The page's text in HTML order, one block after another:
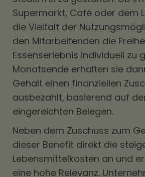
Supermarkt, Café oder dem
die Vielfalt der
den Mitarbeitenden die
Essenserlebnis individuell zu
Monatsende erhalten sie
Gehalt einen finanziellen
ausbezahlt, basierend auf
eingereichten Belegen.
Neben dem Zuschuss zum
dieser Benefit direkt die
Lebensmittelkosten an und
eine hohe Relevanz.